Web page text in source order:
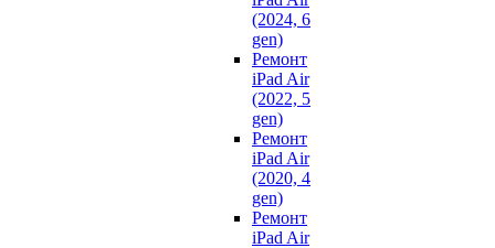
(2024, 6
gen)
Ремонт
iPad Air
(2022, 5
gen)
Ремонт
iPad Air
(2020, 4
gen)
Ремонт
iPad Air